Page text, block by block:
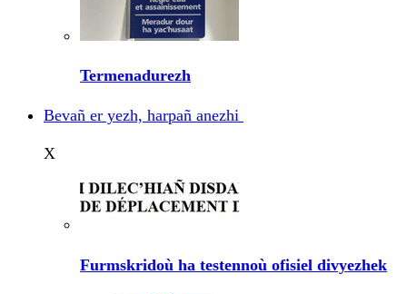
Termenadurezh
Bevañ er yezh, harpañ anezhi
X
Furmskridoù ha testennoù ofisiel divyezhek